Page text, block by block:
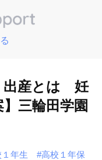
産とは 妊
三輪田学園
年生
#高校１年保